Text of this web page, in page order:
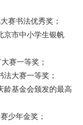
赛书法优秀奖；
市中小学生银帆
赛一等奖；
大赛一等奖；
基金会颁发的最高
少年金奖；